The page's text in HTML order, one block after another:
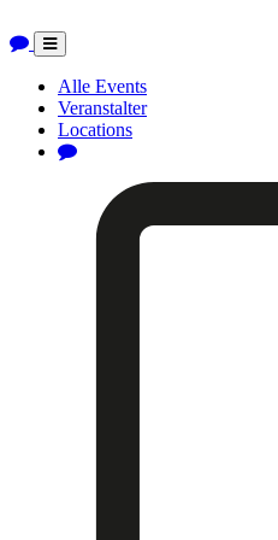
Toggle
navigation
Alle Events
Veranstalter
Locations